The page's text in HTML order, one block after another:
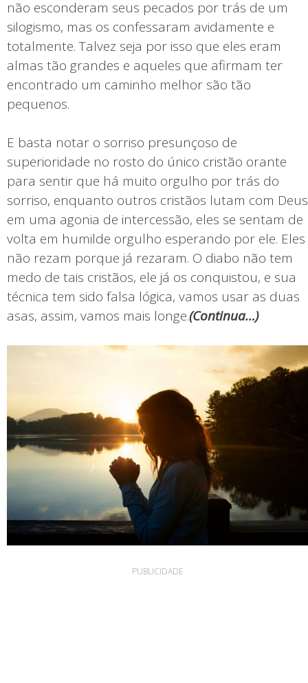
não esconderam seus pecados por trás de um
silogismo, mas os confessaram avidamente e
totalmente. Talvez seja por isso que eles eram
almas tão grandes e aqueles que afirmam ter
encontrado um caminho melhor são tão
pequenos.
E basta notar o sorriso presunçoso de
superioridade no rosto do único cristão orante
para sentir que há muito orgulho por trás do
sorriso, enquanto outros cristãos lutam com Deus
em uma agonia de intercessão, eles se sentam de
volta em humilde orgulho esperando por ele. Eles
não rezam porque já rezaram. O diabo não tem
medo de tais cristãos, ele já os conquistou, e sua
técnica tem sido falsa lógica, vamos usar as duas
asas, assim, vamos mais longe.(Continua…)
PUBLICIDADE